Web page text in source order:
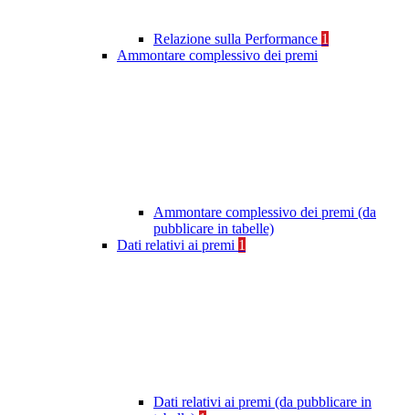
Relazione sulla Performance 1
Ammontare complessivo dei premi
Ammontare complessivo dei premi (da
pubblicare in tabelle)
Dati relativi ai premi 1
Dati relativi ai premi (da pubblicare in